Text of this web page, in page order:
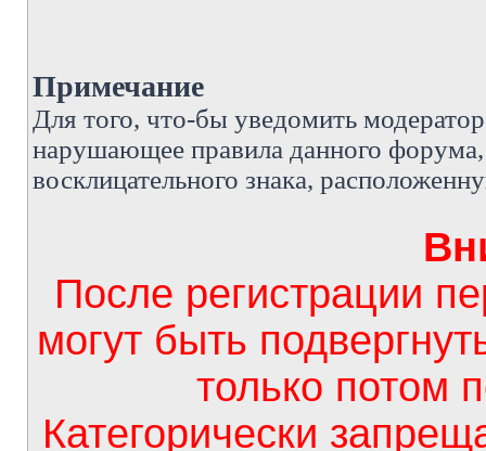
Примечание
Для того, что-бы уведомить
нарушающее правила данного форума,
восклицательного знака,
После регистрации
могут быть
только потом
Категорически